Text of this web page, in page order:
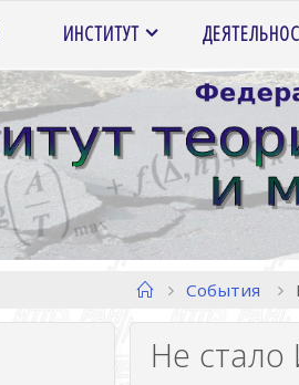
ИНСТИТУТ
ГлавнаяСобытия
Не